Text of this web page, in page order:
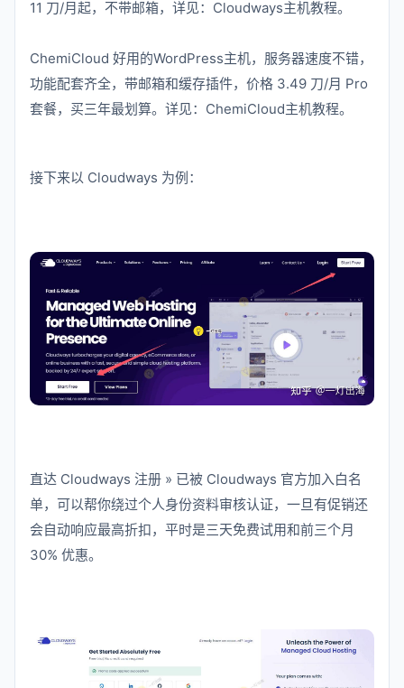
11 刀/月起，不带邮箱，详见：Cloudways主机教程。
ChemiCloud 好用的WordPress主机，服务器速度不错，
功能配套齐全，带邮箱和缓存插件，价格 3.49 刀/月 Pro
套餐，买三年最划算。详见：ChemiCloud主机教程。
接下来以 Cloudways 为例：
直达 Cloudways 注册 » 已被 Cloudways 官方加入白名
单，可以帮你绕过个人身份资料审核认证，一旦有促销还
会自动响应最高折扣，平时是三天免费试用和前三个月
30% 优惠。